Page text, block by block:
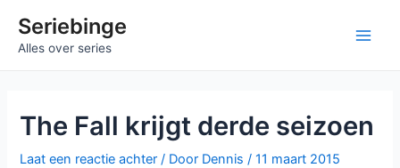
naarSeriebinge
Alles over series
The Fall krijgt derde seizoen
Laat een reactie achter / Door Dennis/11 maart 2015